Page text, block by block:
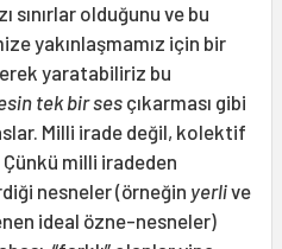
sınırlar olduğunu ve bu
yakınlaşmamız için bir
yaratabiliriz bu
tek bir ses çıkarması gibi
Milli irade değil, kolektif
milli iradeden
nesneler (örneğin yerlive
ideal özne-nesneler)